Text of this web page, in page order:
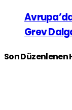
Grev
Son Düzenlenen